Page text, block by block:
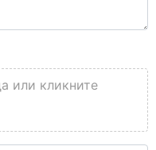
или кликните